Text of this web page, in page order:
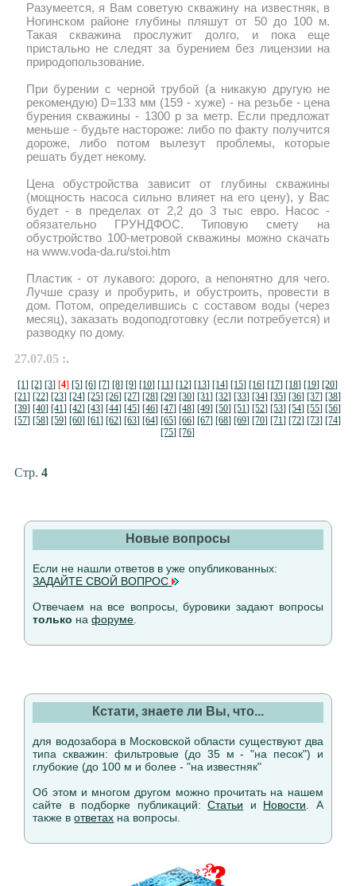
Разумеется, я Вам советую скважину на известняк, в
Ногинском районе глубины пляшут от 50 до 100 м.
Такая скважина прослужит долго, и пока еще
пристально не следят за бурением без лицензии на
природопользование.
При бурении с черной трубой (а никакую другую не
рекомендую) D=133 мм (159 - хуже) - на резьбе - цена
бурения скважины - 1300 р за метр. Если предложат
меньше - будьте настороже: либо по факту получится
дороже, либо потом вылезут проблемы, которые
решать будет некому.
Цена обустройства зависит от глубины скважины
(мощность насоса сильно влияет на его цену), у Вас
будет - в пределах от 2,2 до 3 тыс евро. Насос -
обязательно ГРУНДФОС. Типовую смету на
обустройство 100-метровой скважины можно скачать
на www.voda-da.ru/stoi.htm
Пластик - от лукавого: дорого, а непонятно для чего.
Лучше сразу и пробурить, и обустроить, провести в
дом. Потом, определившись с составом воды (через
месяц), заказать водоподготовку (если потребуется) и
разводку по дому.
27.07.05 :.
[1] [2] [3] [4] [5] [6] [7] [8] [9] [10] [11] [12] [13] [14] [15] [16] [17] [18] [19] [20]
[21] [22] [23] [24] [25] [26] [27] [28] [29] [30] [31] [32] [33] [34] [35] [36] [37] [38]
[39] [40] [41] [42] [43] [44] [45] [46] [47] [48] [49] [50] [51] [52] [53] [54] [55] [56]
[57] [58] [59] [60] [61] [62] [63] [64] [65] [66] [67] [68] [69] [70] [71] [72] [73] [74]
[75] [76]
Стр. 4
Новые вопросы
Если не нашли ответов в уже опубликованных:
ЗАДАЙТЕ СВОЙ ВОПРОС
Отвечаем на все вопросы, буровики задают вопросы
только нафоруме
Кстати, знаете ли Вы, что...
для водозабора в Московской области существуют два
типа скважин: фильтровые (до 35 м - "на песок") и
глубокие (до 100 м и более - "на известняк"
Об этом и многом другом можно прочитать на нашем
сайте в подборке публикаций:Статьи и Новости . А
также вответах на вопросы.